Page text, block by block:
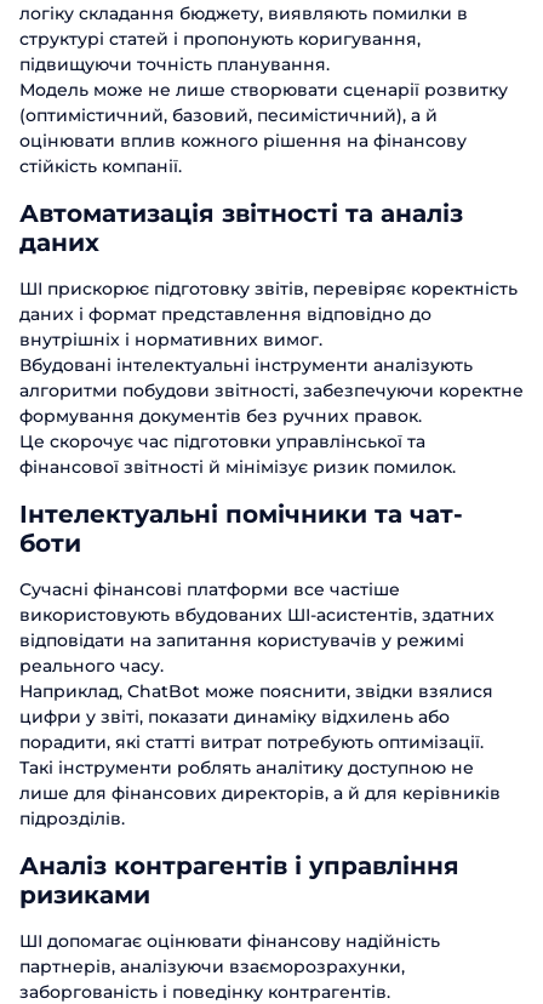
логіку складання бюджету, виявляють помилки в
структурі статей і пропонують коригування,
підвищуючи точність планування.
Модель може не лише створювати сценарії розвитку
(оптимістичний, базовий, песимістичний), а й
оцінювати вплив кожного рішення на фінансову
стійкість компанії.
Автоматизація звітності та аналіз
даних
ШІ прискорює підготовку звітів, перевіряє коректність
даних і формат представлення відповідно до
внутрішніх і нормативних вимог.
Вбудовані інтелектуальні інструменти аналізують
алгоритми побудови звітності, забезпечуючи коректне
формування документів без ручних правок.
Це скорочує час підготовки управлінської та
фінансової звітності й мінімізує ризик помилок.
Інтелектуальні помічники та чат-
боти
Сучасні фінансові платформи все частіше
використовують вбудованих ШІ-асистентів, здатних
відповідати на запитання користувачів у режимі
реального часу.
Наприклад, ChatBot може пояснити, звідки взялися
цифри у звіті, показати динаміку відхилень або
порадити, які статті витрат потребують оптимізації.
Такі інструменти роблять аналітику доступною не
лише для фінансових директорів, а й для керівників
підрозділів.
Аналіз контрагентів і управління
ризиками
ШІ допомагає оцінювати фінансову надійність
партнерів, аналізуючи взаєморозрахунки,
заборгованість і поведінку контрагентів.